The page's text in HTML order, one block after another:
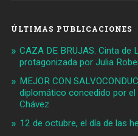
ÚLTIMAS PUBLICACIONES
CAZA DE BRUJAS. Cinta de
protagonizada por Julia
MEJOR CON
diplomático concedido por
Chávez
12 de octubre, el día de las